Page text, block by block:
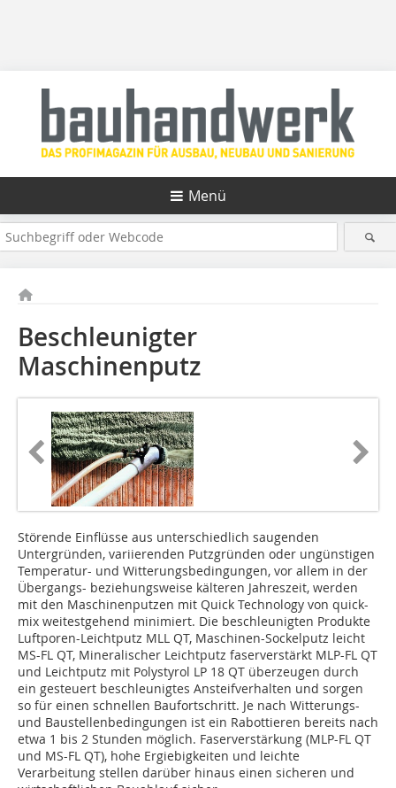
Menü
Beschleunigter
Maschinenputz
Störende Einflüsse aus unterschiedlich saugenden
Untergründen, variierenden Putzgründen oder ungünstigen
Temperatur- und Witterungsbedingungen, vor allem in der
Übergangs- beziehungsweise kälteren Jahreszeit, werden
mit den Maschinenputzen mit Quick Technology von quick-
mix weitestgehend minimiert. Die beschleunigten Produkte
Luftporen-Leichtputz MLL QT, Maschinen-Sockelputz leicht
MS-FL QT, Mineralischer Leicht­putz faserverstärkt MLP-FL QT
und Leichtputz mit Polystyrol LP 18 QT überzeugen durch
ein gesteuert beschleunigtes Ansteifverhalten und sorgen
so für einen schnellen Baufortschritt. Je nach Witterungs-
und Baustellenbedingungen ist ein Rabottieren bereits nach
etwa 1 bis 2 Stunden möglich. Faserverstärkung (MLP-FL QT
und MS-FL QT), hohe Ergiebigkeiten und leichte
Verarbeitung stellen darüber hinaus einen sicheren und